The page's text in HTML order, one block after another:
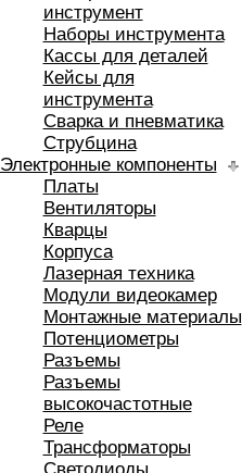
инструмент
Наборы инструмента
Кассы для деталей
Кейсы для
инструмента
Сварка и пневматика
Струбцина
Электронные компоненты
Платы
Вентиляторы
Кварцы
Корпуса
Лазерная техника
Модули видеокамер
Монтажные материалы
Потенциометры
Разъемы
Разъемы
высокочастотные
Реле
Трансформаторы